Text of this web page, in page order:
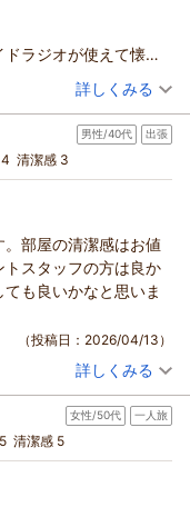
ラジオが使えて懐か
非常に満足できまし
（投稿日：2026/04/15）
ペシャル価格◎
)
詳しくみる
男性/40代 出張
清潔感 3
部屋の清潔感はお値
スタッフの方は良か
も良いかなと思いま
（投稿日：2026/04/13）
ペシャル価格◎
込)
詳しくみる
女性/50代 一人旅
清潔感 5